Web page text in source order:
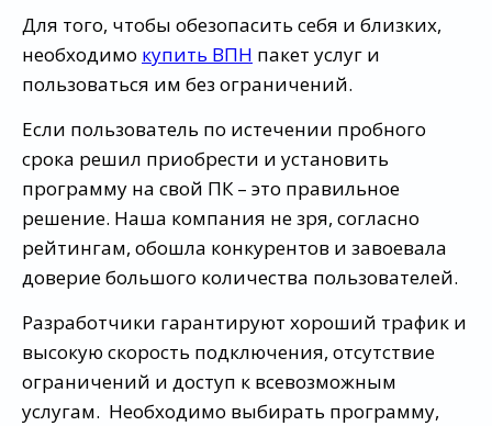
Для того, чтобы обезопасить себя и близких,
необходимо купить ВПН пакет услуг и
пользоваться им без ограничений.
Если пользователь по истечении пробного
срока решил приобрести и установить
программу на свой ПК – это правильное
решение. Наша компания не зря, согласно
рейтингам, обошла конкурентов и завоевала
доверие большого количества пользователей.
Разработчики гарантируют хороший трафик и
высокую скорость подключения, отсутствие
ограничений и доступ к всевозможным
услугам. Необходимо выбирать программу,